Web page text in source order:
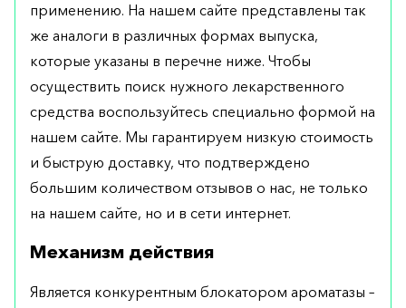
применению. На нашем сайте представлены так
же аналоги в различных формах выпуска,
которые указаны в перечне ниже. Чтобы
осуществить поиск нужного лекарственного
средства воспользуйтесь специально формой на
нашем сайте. Мы гарантируем низкую стоимость
и быструю доставку, что подтверждено
большим количеством отзывов о нас, не только
на нашем сайте, но и в сети интернет.
Механизм действия
Является конкурентным блокатором ароматазы –